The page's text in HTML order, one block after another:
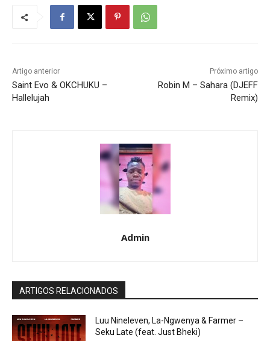
Artigo anterior
Saint Evo & OKCHUKU –
Hallelujah
Próximo artigo
Robin M – Sahara (DJEFF
Remix)
Admin
ARTIGOS RELACIONADOS
Luu Nineleven, La-Ngwenya & Farmer –
Seku Late (feat. Just Bheki)